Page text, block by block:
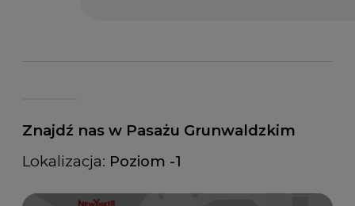
Znajdź nas w Pasażu Grunwaldzkim
Lokalizacja: Poziom -1